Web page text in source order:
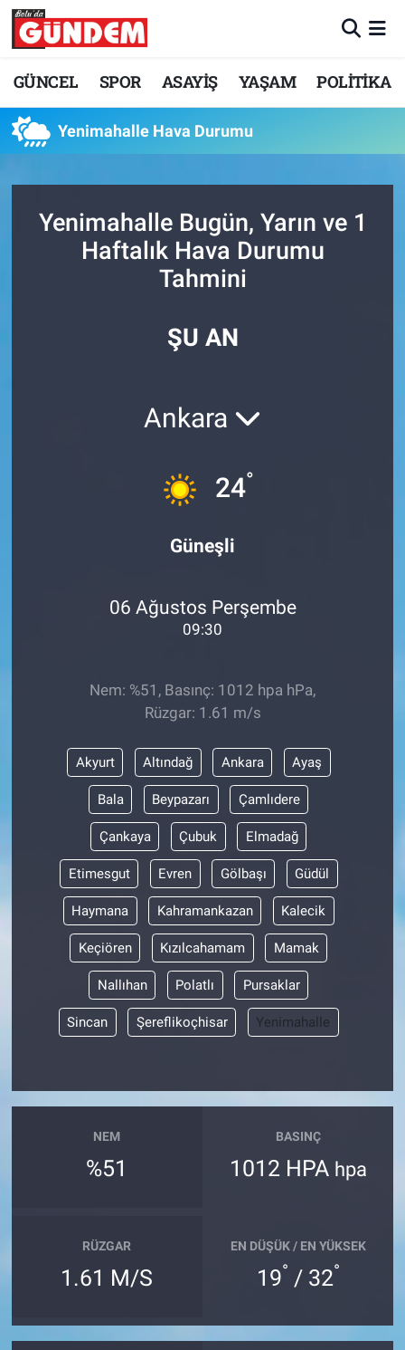
GÜNCEL SPOR ASAYİŞ YAŞAM POLİTİKA
Yenimahalle Hava Durumu
Yenimahalle Bugün, Yarın ve 1
Haftalık Hava Durumu
Tahmini
ŞU AN
Ankara
24°
Güneşli
06 Ağustos Perşembe
09:30
Nem: %51, Basınç: 1012 hpa hPa,
Rüzgar: 1.61 m/s
Akyurt Altındağ Ankara Ayaş
Bala Beypazarı Çamlıdere
Çankaya Çubuk Elmadağ
Etimesgut Evren Gölbaşı Güdül
Haymana Kahramankazan Kalecik
Keçiören Kızılcahamam Mamak
Nallıhan Polatlı Pursaklar
Sincan Şereflikoçhisar Yenimahalle
NEM
%51
BASINÇ
1012 HPA hpa
RÜZGAR
1.61 M/S
EN DÜŞÜK / EN YÜKSEK
19° / 32°
Merkez Nöbetçi Eczaneler
Süper Lig Puan Durumu ve Fikstür
Tüm Manşetler